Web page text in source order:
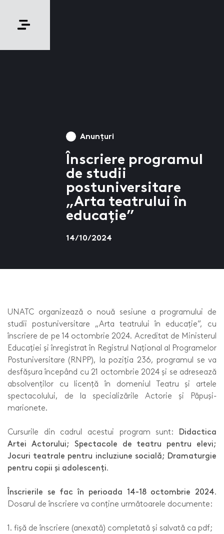
Anunțuri
Înscriere programul
de studii
postuniversitare
„Arta teatrului în
educație”
14/10/2024
UNATC organizează o nouă sesiune a programului de
studii postuniversitare „Arta teatrului în educație”, cu
înscriere de pe 14 octombrie 2024. Acreditat de Ministerul
Educației și înregistrat în Registrul Național al Programelor
Postuniversitare (RNPP), la poziția 236, programul se va
desfășura începând cu 21 octombrie 2024 și se adresează
absolvenților cu licență în domeniul Teatru și artele
spectacolului, de la specializările Actorie și Păpuși-
marionete.
Cursurile din cadrul acestui program sunt: Didactica
Artei Actorului; Spectacole de teatru pentru elevi;
Jocuri teatrale pentru incluziune socială; Dramaturgie
pentru copii și adolescenți.
Înscrierile se fac în perioada 14-18 octombrie 2024.
Dosarul de înscriere va conține următoarele documente:
1. fișă de înscriere (anexată) completată și salvată ca pdf;